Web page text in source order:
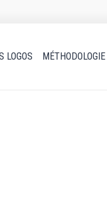
LOGOS MÉTHODOLOGIE